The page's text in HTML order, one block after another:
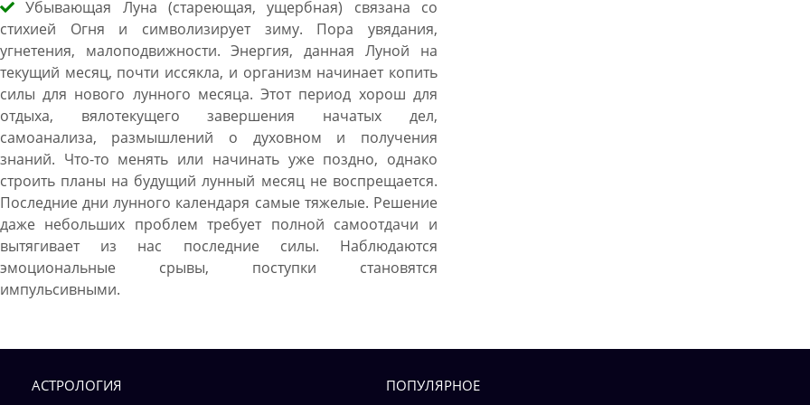
Убывающая Луна (стареющая, ущербная) связана со
стихией Огня и символизирует зиму. Пора увядания,
угнетения, малоподвижности. Энергия, данная Луной на
текущий месяц, почти иссякла, и организм начинает копить
силы для нового лунного месяца. Этот период хорош для
отдыха, вялотекущего завершения начатых дел,
самоанализа, размышлений о духовном и получения
знаний. Что-то менять или начинать уже поздно, однако
строить планы на будущий лунный месяц не воспрещается.
Последние дни лунного календаря самые тяжелые. Решение
даже небольших проблем требует полной самоотдачи и
вытягивает из нас последние силы. Наблюдаются
эмоциональные срывы, поступки становятся
импульсивными.
АСТРОЛОГИЯ ПОПУЛЯРНОЕ